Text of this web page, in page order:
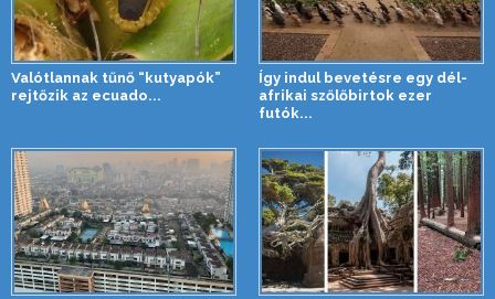
Valótlannak tűnő “kutyapók”
rejtőzik az ecuado...
Így indul bevetésre egy dél-
afrikai szőlőbirtok ezer
futók...